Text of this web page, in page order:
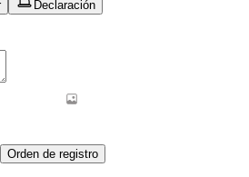
Declaración
Orden de registro